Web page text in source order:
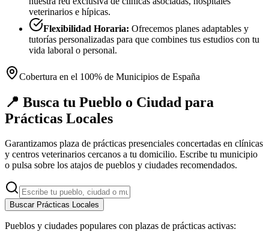
veterinarios e hípicas.
Flexibilidad Horaria: Ofrecemos planes adaptables y
tutorías personalizadas para que combines tus estudios con tu
vida laboral o personal.
Cobertura en el 100% de Municipios de España
📍 Busca tu Pueblo o Ciudad para
Prácticas Locales
Garantizamos plaza de prácticas presenciales concertadas en clínicas
y centros veterinarios cercanos a tu domicilio. Escribe tu municipio
o pulsa sobre los atajos de pueblos y ciudades recomendados.
Buscar Prácticas Locales
Pueblos y ciudades populares con plazas de prácticas activas: